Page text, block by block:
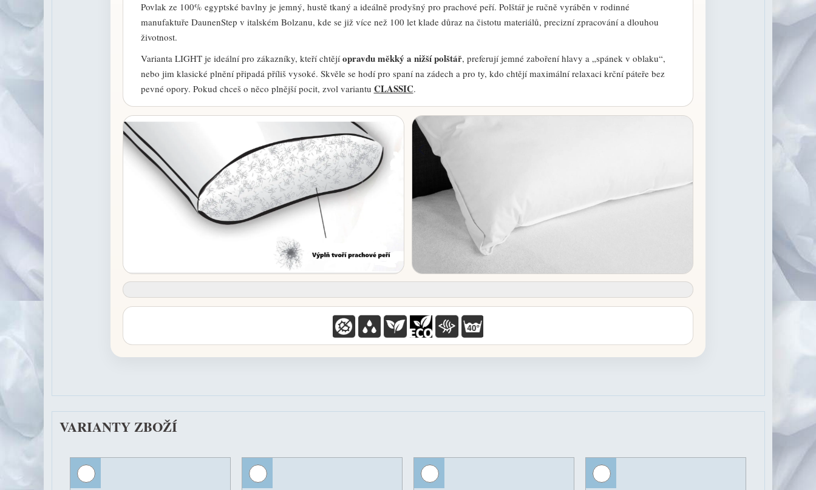
Povlak ze 100% egyptské bavlny je jemný, hustě tkaný a ideálně prodyšný pro prachové peří. Polštář je ručně vyráběn v rodinné
manufaktuře DaunenStep v italském Bolzanu, kde se již více než 100 let klade důraz na čistotu materiálů, precizní zpracování a dlouhou
životnost.
Varianta LIGHT je ideální pro zákazníky, kteří chtějíopravdu měkký a nižší polštář, preferují jemné zaboření hlavy a „spánek v oblaku“,
nebo jim klasické plnění připadá příliš vysoké. Skvěle se hodí pro spaní na zádech a pro ty, kdo chtějí maximální relaxaci krční páteře bez
pevné opory. Pokud chceš o něco plnější pocit, zvol variantu CLASSIC.
VARIANTY ZBOŽÍ